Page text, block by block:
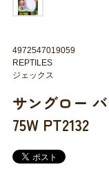
サングロー
75W PT2132
4972547019059
REPTILES
ジェックス